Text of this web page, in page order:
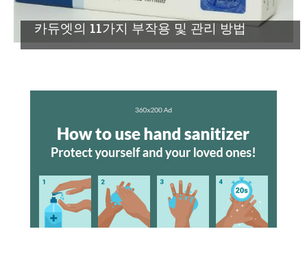
카듀엣의 11가지 부작용 및 관리 방법